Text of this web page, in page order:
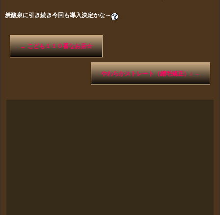
炭酸泉に引き続き今回も導入決定かな～
←こども１１０番なお店☆
やわらかストレート（縮毛矯正）♪→